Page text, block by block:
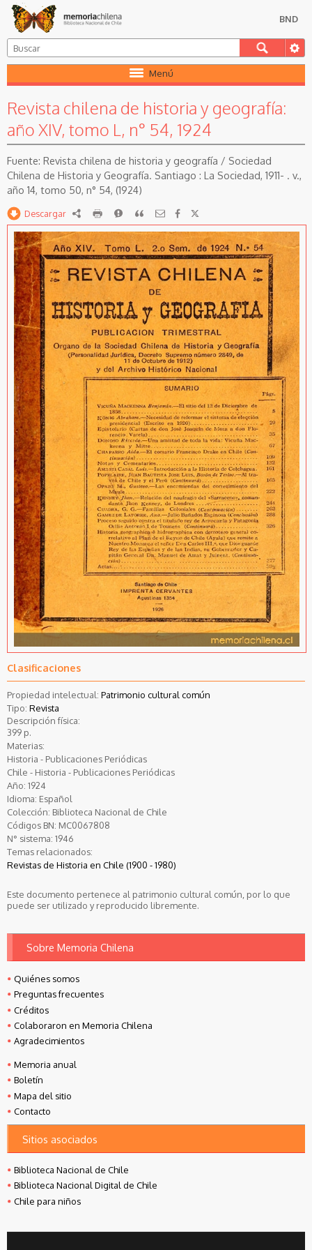
BND
Menú
Revista chilena de historia y geografía:
año XIV, tomo L, n° 54, 1924
Revista chilena de historia y geografía / Sociedad
Chilena de Historia y Geografía. Santiago : La Sociedad, 1911- . v.,
año 14, tomo 50, n° 54, (1924)
Descargar RDF imprimirReportarCitar
Clasificaciones
Propiedad intelectual: Patrimonio cultural común
Tipo: Revista
Descripción física:
399 p.
Materias:
Historia - Publicaciones Periódicas
Chile - Historia - Publicaciones Periódicas
Año: 1924
Idioma: Español
Colección: Biblioteca Nacional de Chile
Códigos BN: MC0067808
N° sistema: 1946
Temas relacionados:
Revistas de Historia en Chile (1900 - 1980)
Este documento pertenece al patrimonio cultural común, por lo que
puede ser utilizado y reproducido libremente.
Sobre Memoria Chilena
Quiénes somos
Preguntas frecuentes
Créditos
Colaboraron en Memoria Chilena
Agradecimientos
Memoria anual
Boletín
Mapa del sitio
Contacto
Sitios asociados
Biblioteca Nacional de Chile
Biblioteca Nacional Digital de Chile
Chile para niños